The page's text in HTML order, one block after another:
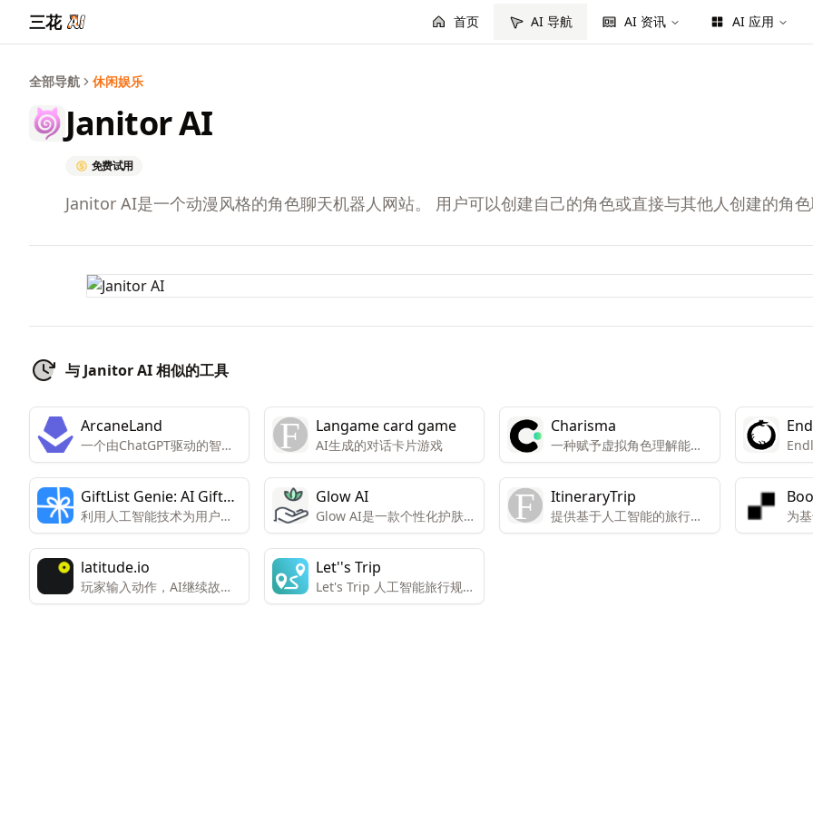
三花 首页 AI 导航 AI 资讯 AI 应用
全部导航 休闲娱乐
Janitor AI
免费试用
Janitor AI是一个动漫风格的角色聊天机器人网站。 用户可以创建自己的角色或直接与其他人创建的角
与 Janitor AI 相似的工具
ArcaneLand
一个由ChatGPT驱动的智能
地牢主游戏，允许玩家进行
角色扮演和冒险。
Langame card game
AI生成的对话卡片游戏
Charisma
一种赋予虚拟角色理解能力
的技术。可以为角色添加声
音、情感、记忆和目标。使
角色在网站、应用、游戏、
虚拟现实（VR）以及其他互
动格式中栩栩如生。
款
戏
音
实
都
GiftList Genie: AI Gift
Ideas
利用人工智能技术为用户生
成礼物建议。
Glow AI
Glow AI是一款个性化护肤解
决方案，用户可以在几秒钟
内生成个性化的护肤程序。
ItineraryTrip
提供基于人工智能的旅行规
划服务，帮助用户设计个性
为
展
latitude.io
玩家输入动作，AI继续故事
线，可免费游玩。
Let''s Trip
Let's Trip 人工智能旅行规划
器，提供个性化的旅行路线